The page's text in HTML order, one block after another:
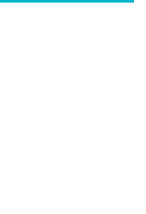
TwitterYoutubeLinkedin